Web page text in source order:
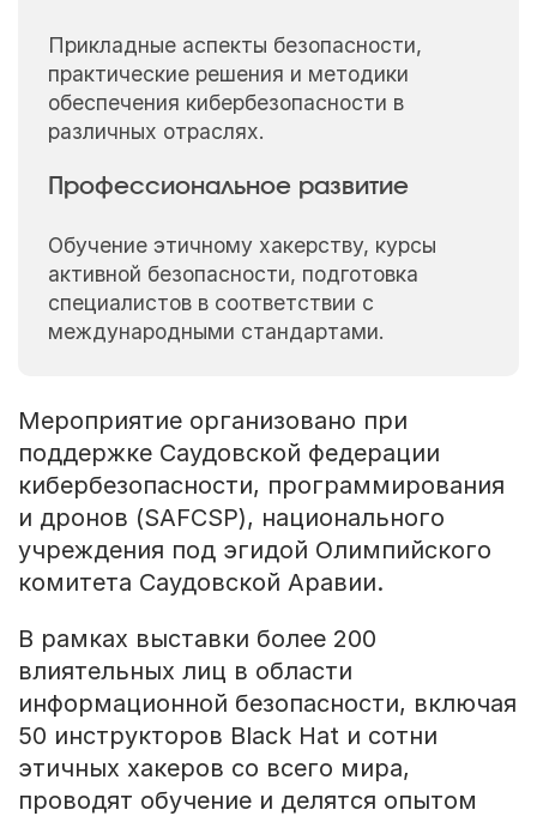
Прикладные аспекты безопасности,
практические решения и методики
обеспечения кибербезопасности в
различных отраслях.
Профессиональное развитие
Обучение этичному хакерству, курсы
активной безопасности, подготовка
специалистов в соответствии с
международными стандартами.
Мероприятие организовано при
поддержке Саудовской федерации
кибербезопасности, программирования
и дронов (SAFCSP), национального
учреждения под эгидой Олимпийского
комитета Саудовской Аравии.
В рамках выставки более 200
влиятельных лиц в области
информационной безопасности, включая
50 инструкторов Black Hat и сотни
этичных хакеров со всего мира,
проводят обучение и делятся опытом